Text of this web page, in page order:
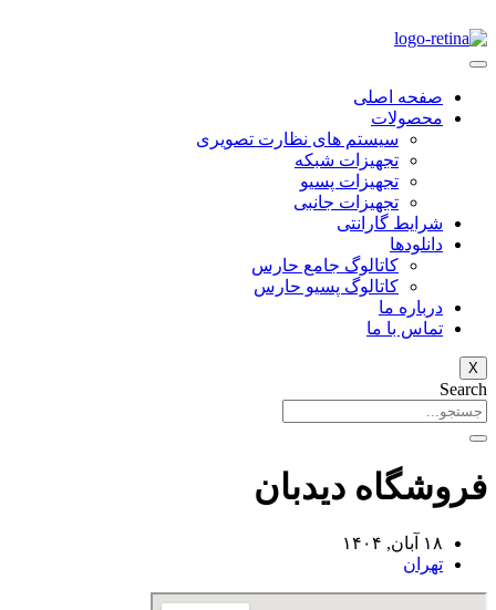
صفحه اصلی
محصولات
سیستم های نظارت تصویری
تجهیزات شبکه
تجهیزات پسیو
تجهیزات جانبی
شرایط گارانتی
دانلود‌ها
کاتالوگ جامع حارس
کاتالوگ پسیو حارس
درباره ما
تماس با ما
X
Search
فروشگاه دیدبان
۱۸ آبان, ۱۴۰۴
تهران